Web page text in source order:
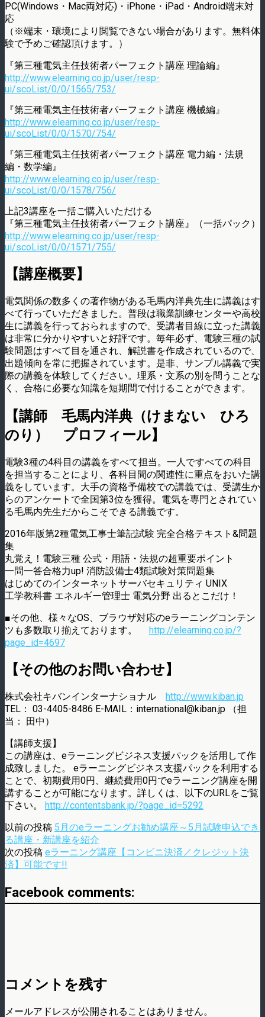
PC(Windows・Mac両対応)・iPhone・iPad・Android端末対
応
（※端末・環境により閲覧できない場合があります。無料体
験で予めご確認頂けます。）
『第三種電気主任技術者パーフェクト講座 理論編』
http://www.elearning.co.jp/user/resp-
ui/scoList/0/0/1565/753/
『第三種電気主任技術者パーフェクト講座 機械編』
http://www.elearning.co.jp/user/resp-
ui/scoList/0/0/1570/754/
『第三種電気主任技術者パーフェクト講座 電力編・法規
編・数学編』
http://www.elearning.co.jp/user/resp-
ui/scoList/0/0/1578/756/
上記3講座を一括ご購入いただける
『第三種電気主任技術者パーフェクト講座』（一括パック）
http://www.elearning.co.jp/user/resp-
ui/scoList/0/0/1571/755/
【講座概要】
電気関係の数多くの著作物がある毛馬内洋典先生に講義はす
べて行っていただきました。普段は職業訓練センターや高校
生に講義を行っておられますので、受講者目線に立った講義
は非常に分かりやすいと好評です。毎年必ず、電験三種の試
験問題はすべて目を通され、解説書を作成されているので、
出題傾向を常に把握されています。是非、サンプル講義で実
際の講義を体験してください。理系・文系の別を問うことな
く、合格に必要な知識を短期間で付けることができます。
【講師 毛馬内洋典（けまない ひろ
のり） プロフィール】
電験3種の4科目の講義をすべて担当。一人ですべての科目
を担当することにより、各科目間の関連性に重点をおいた講
義をしています。大手の資格予備校での講義では、受講生か
らのアンケートで全国第3位を獲得。電気を専門とされてい
る毛馬内先生だからこそできる講義です。
2016年版第2種電気工事士筆記試験 完全合格テキスト&問題
集
丸覚え！電験三種 公式・用語・法規の超重要ポイント
一問一答合格力up! 消防設備士4類試験対策問題集
はじめてのインターネットサーバセキュリティ UNIX
工学教科書 エネルギー管理士 電気分野 出るとこだけ！
■その他、様々なOS、ブラウザ対応のeラーニングコンテン
ツも多数取り揃えております。 http://elearning.co.jp/?
page_id=4697
【その他のお問い合わせ】
株式会社キバンインターナショナル http://www.kiban.jp
TEL： 03-4405-8486 E-MAIL：international@kiban.jp （担
当： 田中）
【講師支援】
この講座は、eラーニングビジネス支援パックを活用して作
成致しました。 eラーニングビジネス支援パックを利用する
ことで、初期費用0円、継続費用0円でeラーニング講座を開
講することが可能になります。詳しくは、以下のURLをご覧
下さい。 http://contentsbank.jp/?page_id=5292
以前の投稿 5月のeラーニングお勧め講座～5月試験申込でき
る講座・新講座を紹介
次の投稿 eラーニング講座【コンビニ決済／クレジット決
済】可能です!!
Facebook comments:
コメントを残す
メールアドレスが公開されることはありません。